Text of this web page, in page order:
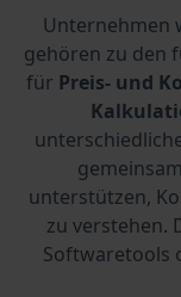
Unternehmen
gehören zu den
für Preis- und
unterstützen,
zu verstehen.
Softwaretools